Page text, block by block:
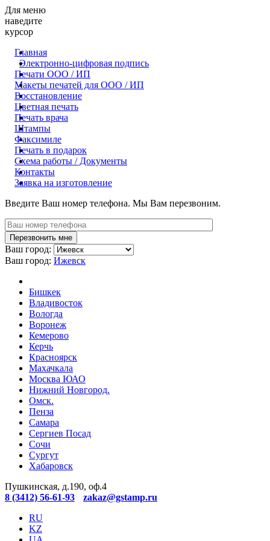
Для меню
наведите
курсор
Главная
Электронно-цифровая подпись
Печати ООО / ИП
Макеты печатей для OOO / ИП
Восстановление
Цветная печать
Печать врача
Штампы
Факсимиле
Печать в подарок
Схема работы / Документы
Контакты
Заявка на изготовление
Введите Ваш номер телефона. Мы Вам перезвоним.
Ваш город:
Ваш город: Ижевск
Бишкек
Владивосток
Вологда
Воронеж
Кемерово
Керчь
Красноярск
Махачкала
Москва ЮАО
Нижний Новгород.
Омск.
Пенза
Самара
Сергиев Посад
Сочи
Сургут
Хабаровск
Пушкинская, д.190, оф.4
8 (3412) 56-61-93
zakaz@gstamp.ru
RU
KZ